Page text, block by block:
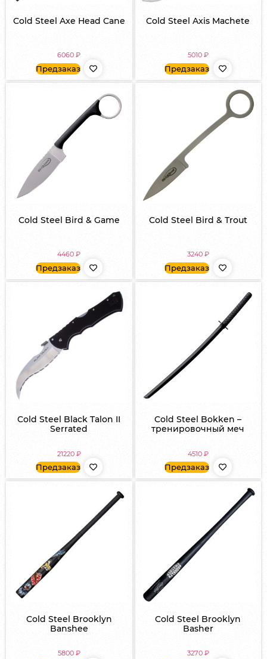
Cold Steel Axe Head Cane
6060₽
Предзаказ
Cold Steel Axis Machete
5010 ₽
Предзаказ
Cold Steel Bird & Game
4460₽
Предзаказ
Cold Steel Bird & Trout
3240 ₽
Предзаказ
Cold Steel Black Talon II
Serrated
21220 ₽
Предзаказ
Cold Steel Bokken –
тренировочный меч
4510 ₽
Предзаказ
Cold Steel Brooklyn
Banshee
5800 ₽
Cold Steel Brooklyn
Basher
3270 ₽